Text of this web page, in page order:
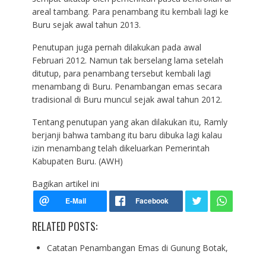
areal tambang. Para penambang itu kembali lagi ke
Buru sejak awal tahun 2013.
Penutupan juga pernah dilakukan pada awal
Februari 2012. Namun tak berselang lama setelah
ditutup, para penambang tersebut kembali lagi
menambang di Buru. Penambangan emas secara
tradisional di Buru muncul sejak awal tahun 2012.
Tentang penutupan yang akan dilakukan itu, Ramly
berjanji bahwa tambang itu baru dibuka lagi kalau
izin menambang telah dikeluarkan Pemerintah
Kabupaten Buru. (AWH)
Bagikan artikel ini
RELATED POSTS:
Catatan Penambangan Emas di Gunung Botak,